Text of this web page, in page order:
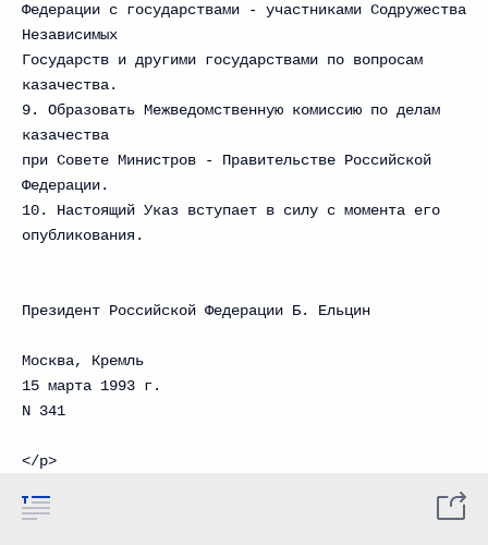
Федерации с государствами - участниками Содружества
Независимых
Государств и другими государствами по вопросам
казачества.
9. Образовать Межведомственную комиссию по делам
казачества
при Совете Министров - Правительстве Российской
Федерации.
10. Настоящий Указ вступает в силу с момента его
опубликования.
Президент Российской Федерации Б. Ельцин
Москва, Кремль
15 марта 1993 г.
N 341
</p>